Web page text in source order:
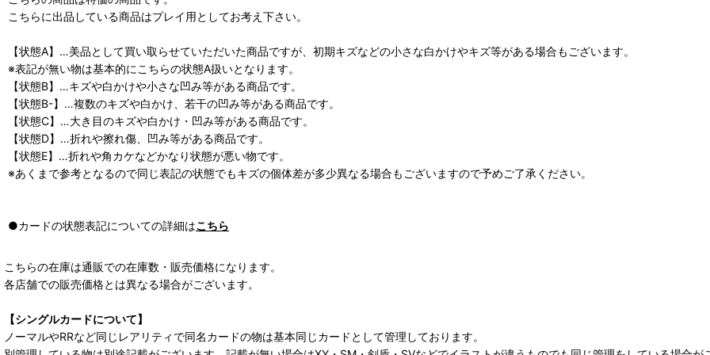
こちらに出品している商品はプレイ用としてお考え下さい。
【状態A】…美品として買い取らせていただいた商品ですが、初期キズなどの小さな白かけやキズ等がある場合もございます。
※表記が無い物は基本的にこちらの状態A扱いとなります。
【状態B】…キズや白かけや小さな凹み等がある商品です。
【状態B-】…複数のキズや白かけ、若干の凹み等がある商品です。
【状態C】…大き目のキズや白かけ・凹み等がある商品です。
【状態D】…折れや擦れ傷、凹み等がある商品です。
【状態E】…折れや角カケなどかなり状態が悪い物です。
※あくまで参考となるので同じ表記の状態でもキズの個体差が多少異なる場合もございますので予めご了承ください。
●カードの状態表記についての詳細はこちら
こちらの在庫は通販での在庫数・販売価格になります。
各店舗での販売価格とは異なる場合がございます。
【シングルカードについて】
ノーマルやRRなど同じレアリティで同名カードの物は基本同じカードとして管理しております。